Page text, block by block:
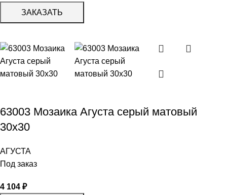
ЗАКАЗАТЬ
63003 Мозаика Агуста серый матовый
30х30
АГУСТА
Под заказ
4 104 ₽